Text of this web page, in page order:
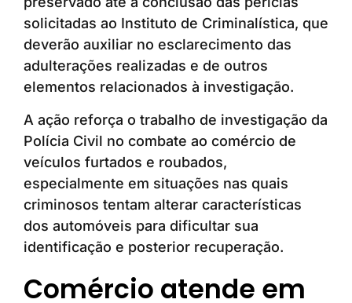
solicitadas ao Instituto de Criminalística, que
deverão auxiliar no esclarecimento das
adulterações realizadas e de outros
elementos relacionados à investigação.
A ação reforça o trabalho de investigação da
Polícia Civil no combate ao comércio de
veículos furtados e roubados,
especialmente em situações nas quais
criminosos tentam alterar características
dos automóveis para dificultar sua
identificação e posterior recuperação.
Comércio atende em